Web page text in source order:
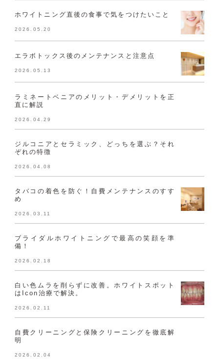
ホワイトニング直後の食事で気をつけたいこと
2026.05.20
エラボトックス後のメンテナンスと注意点
2026.05.13
ラミネートベニアのメリット・デメリットを正
直に解説
2026.04.29
ジルコニアとセラミック、どっちを選ぶ？それ
ぞれの特徴
2026.04.08
タバコの着色を防ぐ！自費メンテナンスのすす
め
2026.03.11
ブライダルホワイトニングで最高の笑顔を準
備！
2026.02.18
白い色ムラを削らずに改善。ホワイトスポット
はIcon治療で解決。
2026.02.11
自費クリーニングと保険クリーニングを徹底解
明
2026.02.04